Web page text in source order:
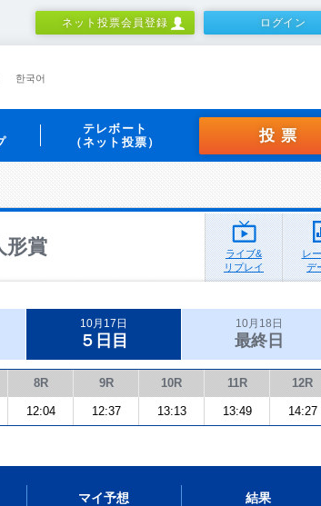
ネット投票会員登録 ログイン
한국어
テレボート
（ネット投票）
投票
形賞
ライブ&
リプレイ
レ
デ
10月17日
５日目
10月18日
最終日
8R 9R 10R 11R 12R
12:04 12:37 13:13 13:49 14:27
マイ予想 結果